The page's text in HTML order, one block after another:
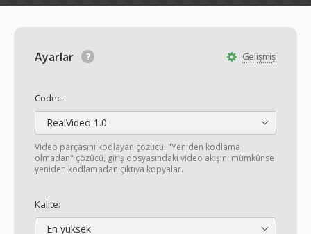
Gelişmiş
Ayarlar
Codec:
RealVideo 1.0
Video parçasını kodlayan çözücü. "Yeniden kodlama
olmadan" çözücü, giriş dosyasındaki video akışını mümkünse
yeniden kodlamadan çıktıya kopyalar.
Kalite:
En yüksek